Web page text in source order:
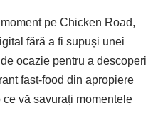
pe Chicken Road,
fără a fi supuși unei
ocazie pentru a descoperi
fast-food din apropiere
vă savurați momentele